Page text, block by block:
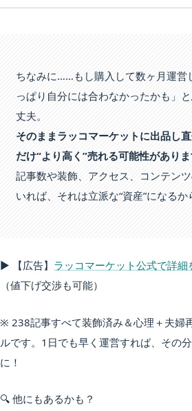
ちなみに……もし購入して数ヶ月運営
っぱり自分には合わなかったかも」
丈夫。
そのままラッコマーケットに出品し
だけ“より高く”売れる可能性がありま
記事数や装飾、アクセス、コンテン
いれば、それは立派な“資産”になるか
▶ 【広告】 ラッコマーケット公式で詳細
（値下げ交渉も可能）
※ 238記事すべて装飾済み＆心理＋夫婦
ルです。1日でも早く運営すれば、その
に！
🔍 他にもあるかも？